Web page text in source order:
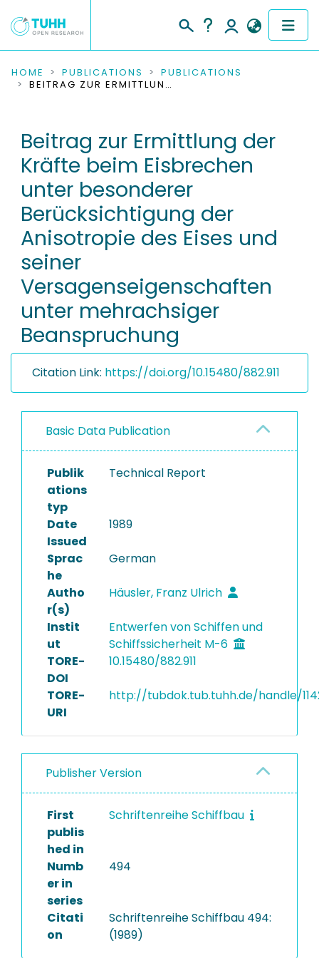
COMMUNITIES & COLLECTIONS
RESEARCH DATA
PEOPLE
INSTITUTIONS
PROJECTS
HOME PUBLICATIONS
PUBLICATIONS
BEITRAG ZUR ERMITTLUNG DER KRÄFTE BEIM EISBRECHEN UNTER BESONDERER BERÜCKSICHTIGUNG DER ANISOTROPIE DES EISES UND SEINER VERSAGENSEIGENSCHAFTEN UNTER MEHRACHSIGER BEANSPRUCHUNG
Beitrag zur Ermittlung der
Kräfte beim Eisbrechen
unter besonderer
Berücksichtigung der
Anisotropie des Eises und
seiner
Versagenseigenschaften
unter mehrachsiger
Beanspruchung
Citation Link: https://doi.org/10.15480/882.911
Basic Data Publication
Publik
ations
typ
Technical Report
Date
Issued
1989
Sprac
he
German
Autho
r(s)
Häusler, Franz Ulrich
Instit
ut
Entwerfen von Schiffen und
Schiffssicherheit M-6
TORE-
DOI
10.15480/882.911
TORE-
URI
http://tubdok.tub.tuhh.de/handle/
Publisher Version
First
publis
hed in
Schriftenreihe Schiffbau
Numb
er in
series
494
Citati
on
Schriftenreihe Schiffbau 494:
(1989)